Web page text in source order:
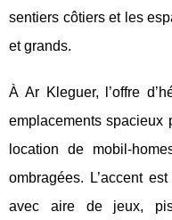
sentiers côtiers et les
et grands.
À Ar Kleguer, l’offre
emplacements spacieux
location de mobil-
ombragées. L’accent
avec aire de jeux,